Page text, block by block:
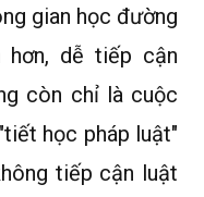
gian học đường
hơn, dễ tiếp cận
còn chỉ là cuộc
học pháp luật"
tiếp cận luật